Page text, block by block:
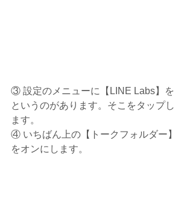
③ 設定のメニューに【LINE Labs】を
というのがあります。そこをタップし
ます。
④ いちばん上の【トークフォルダー】
をオンにします。